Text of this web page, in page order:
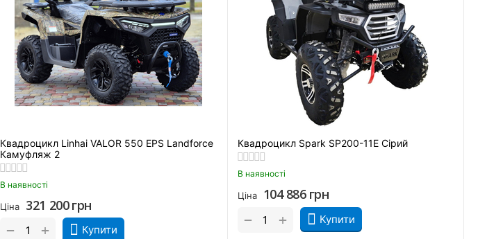
Квадроцикл Linhai VALOR 550 EPS Landforce
Камуфляж 2
В наявності
Ціна 321 200 грн
Купити
+
−
Квадроцикл Spark SP200-11Е Сірий
В наявності
Ціна 104 886 грн
Купити
+
−